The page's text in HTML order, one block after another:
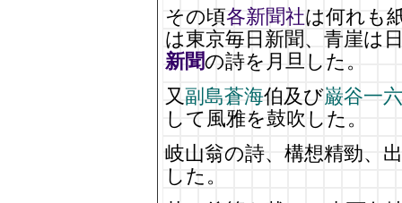
その頃各新聞社は何れも
は東京毎日新聞、青崖は
新聞の詩を月旦した。
又副島蒼海伯及び巌谷一六
して風雅を鼓吹した。
岐山翁の詩、構想精勁、
した。